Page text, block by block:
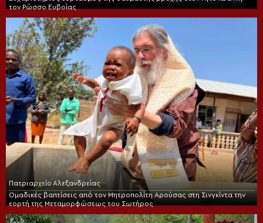
τον Ρώσσο Ευβοίας
Πατριαρχείο Αλεξανδρείας
Ομαδικές βαπτίσεις από τον Μητροπολίτη Αρούσας στη Σινγκίντα την
εορτή της Μεταμορφώσεως του Σωτήρος